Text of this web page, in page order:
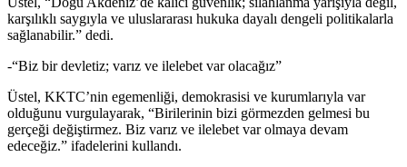
karşılıklı saygıyla ve uluslararası hukuka dayalı dengeli politikalarla
sağlanabilir.” dedi.
-“Biz bir devletiz; varız ve ilelebet var olacağız”
Üstel, KKTC’nin egemenliği, demokrasisi ve kurumlarıyla var
olduğunu vurgulayarak, “Birilerinin bizi görmezden gelmesi bu
gerçeği değiştirmez. Biz varız ve ilelebet var olmaya devam
edeceğiz.” ifadelerini kullandı.